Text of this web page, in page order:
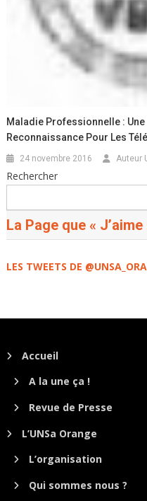
Maladie Professionnelle : Une
Reconnaissance Pour Les
24 novembre 2016 Auteur
Rechercher
La Page que «
LES TWEETS DE
Accueil
A la une ça !
Revue de Presse
L’UNSa Orange
L’organisation
Qui sommes nous ?